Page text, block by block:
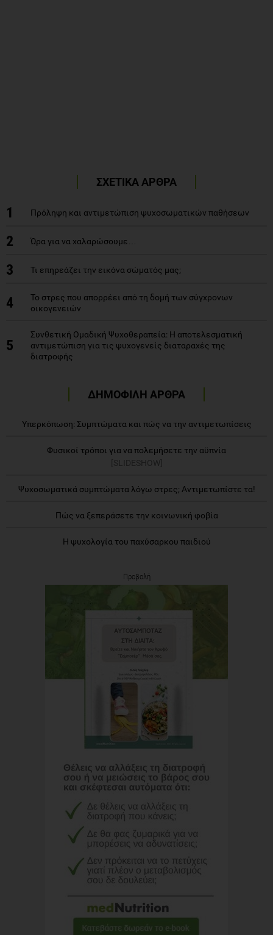
ΣΧΕΤΙΚΑ ΑΡΘΡΑ
1 Πρόληψη και αντιμετώπιση ψυχοσωματικών παθήσεων
2 Ώρα για να χαλαρώσουμε…
3 Τι επηρεάζει την εικόνα σώματός μας;
4
Το στρες που απορρέει από τη δομή των σύγχρονων
οικογενειών
5
Συνθετική Ομαδική Ψυχοθεραπεία: Η αποτελεσματική
αντιμετώπιση για τις ψυχογενείς διαταραχές της
διατροφής
ΔΗΜΟΦΙΛΗ ΑΡΘΡΑ
Υπερκόπωση: Συμπτώματα και πώς να την αντιμετωπίσεις
Φυσικοί τρόποι για να πολεμήσετε την αϋπνία
[SLIDESHOW]
Ψυχοσωματικά συμπτώματα λόγω στρες; Αντιμετωπίστε τα!
Πώς να ξεπεράσετε την κοινωνική φοβία
Η ψυχολογία του παχύσαρκου παιδιού
Προβολή